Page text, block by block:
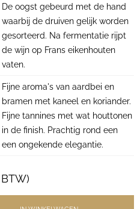
De oogst gebeurd met de hand
waarbij de druiven gelijk worden
gesorteerd. Na fermentatie rijpt
de wijn op Frans eikenhouten
vaten.
Fijne aroma's van aardbei en
bramen met kaneel en koriander.
Fijne tannines met wat houttonen
in de finish. Prachtig rond een
een ongekende elegantie.